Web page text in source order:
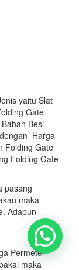
yaitu Slat
Gate
Besi
Harga
Folding Gate
Folding Gate
pasang
maka
Adapun
Permeter
maka